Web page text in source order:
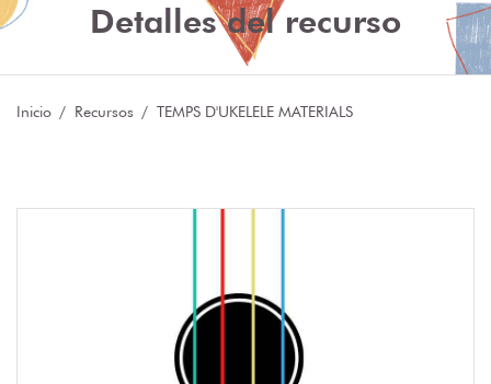
Detalles del recurso
Inicio Recursos TEMPS D'UKELELE MATERIALS